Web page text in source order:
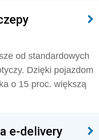
od standardowych
Dzięki pojazdom
o 15 proc. większą
e-delivery